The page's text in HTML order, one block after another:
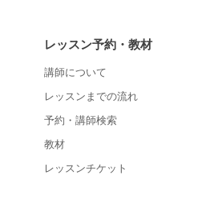
レッスン予約・教材
講師について
レッスンまでの流れ
予約・講師検索
教材
レッスンチケット